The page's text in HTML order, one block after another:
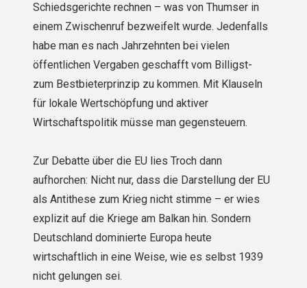
Schiedsgerichte rechnen – was von Thumser in
einem Zwischenruf bezweifelt wurde. Jedenfalls
habe man es nach Jahrzehnten bei vielen
öffentlichen Vergaben geschafft vom Billigst-
zum Bestbieterprinzip zu kommen. Mit Klauseln
für lokale Wertschöpfung und aktiver
Wirtschaftspolitik müsse man gegensteuern.
Zur Debatte über die EU lies Troch dann
aufhorchen: Nicht nur, dass die Darstellung der EU
als Antithese zum Krieg nicht stimme – er wies
explizit auf die Kriege am Balkan hin. Sondern
Deutschland dominierte Europa heute
wirtschaftlich in eine Weise, wie es selbst 1939
nicht gelungen sei.